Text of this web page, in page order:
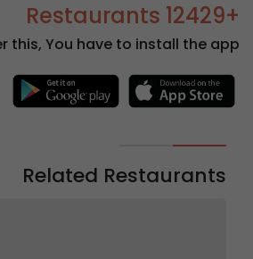
+12429 Restaurants
this, You have to install the app.
Related Restaurants